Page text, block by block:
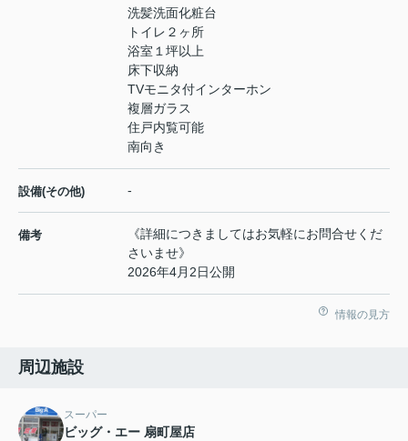
洗髪洗面化粧台
トイレ２ヶ所
浴室１坪以上
床下収納
TVモニタ付インターホン
複層ガラス
住戸内覧可能
南向き
設備(その他) -
備考
《詳細につきましてはお気軽にお問合せくだ
さいませ》
2026年4月2日公開
情報の見方
周辺施設
スーパー
ビッグ・エー 扇町屋店